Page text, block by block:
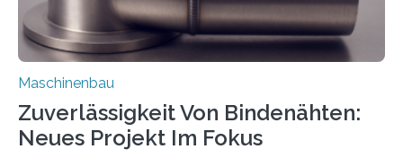
Maschinenbau
Zuverlässigkeit Von Bindenähten:
Neues Projekt Im Fokus